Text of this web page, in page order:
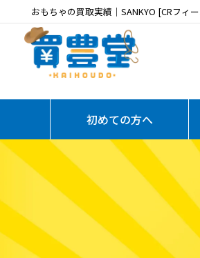
おもちゃの買取実績｜SANKYO [CRフィ
初めての方へ